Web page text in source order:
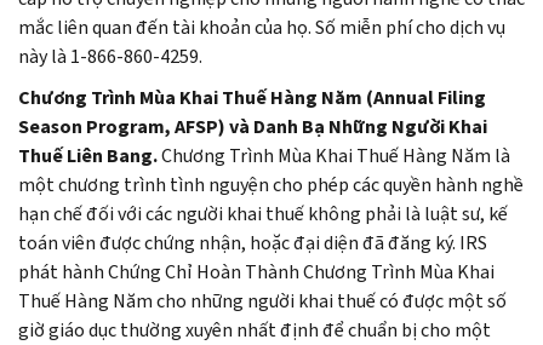
mắc liên quan đến tài khoản của họ. Số miễn phí cho dịch vụ
này là 1-866-860-4259.
Chương Trình Mùa Khai Thuế Hàng Năm (Annual Filing
Season Program, AFSP) và Danh Bạ Những Người Khai
Thuế Liên Bang.Chương Trình Mùa Khai Thuế Hàng Năm là
một chương trình tình nguyện cho phép các quyền hành nghề
hạn chế đối với các người khai thuế không phải là luật sư, kế
toán viên được chứng nhận, hoặc đại diện đã đăng ký. IRS
phát hành Chứng Chỉ Hoàn Thành Chương Trình Mùa Khai
Thuế Hàng Năm cho những người khai thuế có được một số
giờ giáo dục thường xuyên nhất định để chuẩn bị cho một